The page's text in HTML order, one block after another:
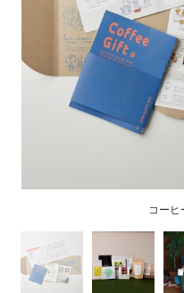
コーヒ